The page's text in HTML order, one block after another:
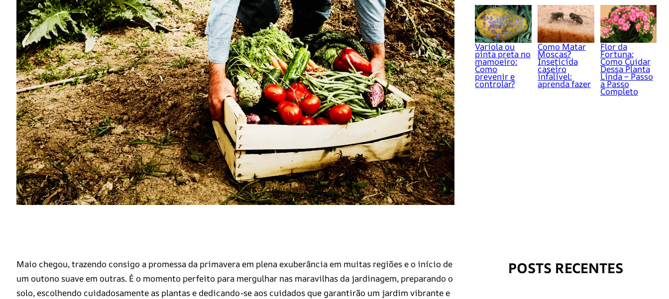
Maio chegou, trazendo consigo a promessa da primavera em plena exuberância em muitas regiões e o início de
um outono suave em outras. É o momento perfeito para mergulhar nas maravilhas da jardinagem, preparando o
solo, escolhendo cuidadosamente as plantas e dedicando-se aos cuidados que garantirão um jardim vibrante e
Varíola ou
pinta preta no
mamoeiro:
Como
prevenir e
controlar?
Como Matar
Moscas?
Inseticida
caseiro
infalível:
aprenda fazer
Flor da
Fortuna:
Como Cuidar
Dessa Planta
Linda – Passo
a Passo
Completo
POSTS RECENTES